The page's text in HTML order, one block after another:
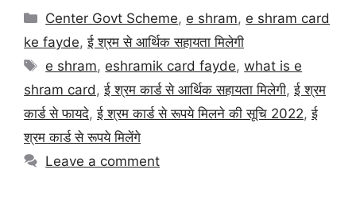
Center Govt Scheme, e shram, e shram card
ke fayde,ई श्रम से आर्थिक सहायता मिलेगी
e shram, eshramik card fayde,what is e
shram card,ई श्रम कार्ड से आर्थिक सहायता मिलेगी,ई श्रम
कार्ड से फायदे,ई श्रम कार्ड से रूपये मिलने की सूचि 2022,ई
श्रम कार्ड से रूपये मिलेंगे
Leave a comment